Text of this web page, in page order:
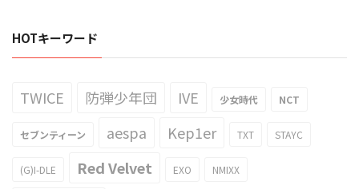
HOTキーワード
TWICE 防弾少年団 IVE 少女時代 NCT
セブンティーン aespa Kep1er TXT STAYC
(G)I-DLE Red Velvet EXO NMIXX